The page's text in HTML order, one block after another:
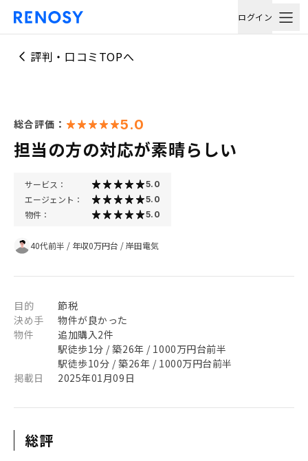
ログイン
評判・口コミTOPへ
総合評価： 5.0
担当の方の対応が素晴らしい
サービス： 5.0
エージェント： 5.0
物件： 5.0
40代前半 / 年収0万円台 /岸田電気
目的
節税
決め手
物件が良かった
物件
追加購入2件
駅徒歩1分 / 築26年 / 1000万円台前半
駅徒歩10分 / 築26年 / 1000万円台前半
掲載日
2025年01月09日
総評